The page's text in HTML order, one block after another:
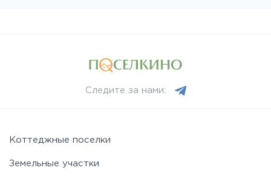
Следите за нами:
Коттеджные поселки
Земельные участки